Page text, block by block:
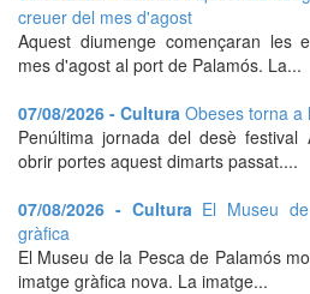
creuer del mes d'agost
Aquest diumenge començaran les
mes d'agost al port de Palamós. La...
07/08/2026 - Cultura Obeses torna a
Penúltima jornada del desè
obrir portes aquest dimarts passat....
07/08/2026 - Cultura El Museu
gràfica
El Museu de la Pesca de Palamós
imatge gràfica nova. La imatge...